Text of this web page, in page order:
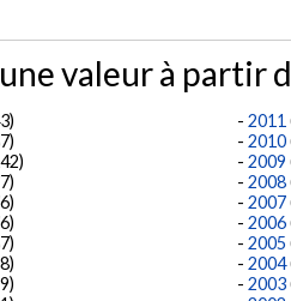
valeur à partir
2011
2010
2009
2008
2007
2006
2005
2004
2003